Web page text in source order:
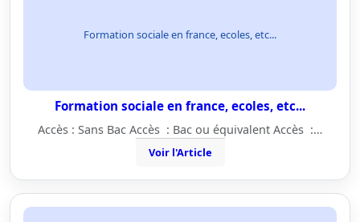
Formation sociale en france, ecoles, etc...
Formation sociale en france, ecoles, etc...
Accès : Sans Bac Accès : Bac ou équivalent Accès :…
Voir l'Article